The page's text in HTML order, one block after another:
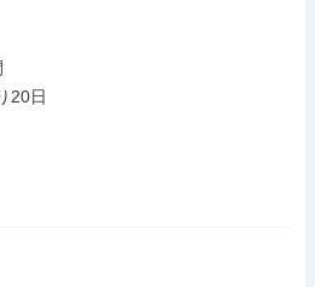
20日